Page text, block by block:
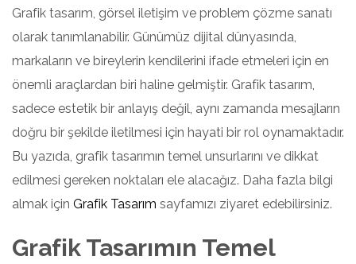
Grafik tasarım, görsel iletişim ve problem çözme sanatı
olarak tanımlanabilir. Günümüz dijital dünyasında,
markaların ve bireylerin kendilerini ifade etmeleri için en
önemli araçlardan biri haline gelmiştir. Grafik tasarım,
sadece estetik bir anlayış değil, aynı zamanda mesajların
doğru bir şekilde iletilmesi için hayati bir rol oynamaktadır.
Bu yazıda, grafik tasarımın temel unsurlarını ve dikkat
edilmesi gereken noktaları ele alacağız. Daha fazla bilgi
almak için Grafik Tasarım sayfamızı ziyaret edebilirsiniz.
Grafik Tasarımın Temel